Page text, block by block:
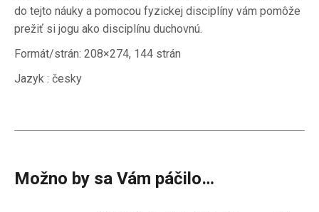
do tejto náuky a pomocou fyzickej disciplíny vám pomôže
prežiť si jogu ako disciplínu duchovnú.
Formát/strán: 208×274, 144 strán
Jazyk : česky
Možno by sa Vám páčilo…